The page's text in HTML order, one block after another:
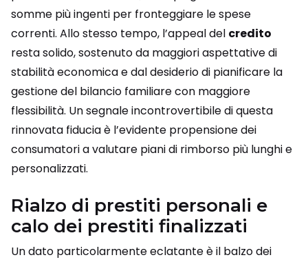
somme più ingenti per fronteggiare le spese
correnti. Allo stesso tempo, l’appeal del credito
resta solido, sostenuto da maggiori aspettative di
stabilità economica e dal desiderio di pianificare la
gestione del bilancio familiare con maggiore
flessibilità. Un segnale incontrovertibile di questa
rinnovata fiducia è l’evidente propensione dei
consumatori a valutare piani di rimborso più lunghi e
personalizzati.
Rialzo di prestiti personali e
calo dei prestiti finalizzati
Un dato particolarmente eclatante è il balzo dei